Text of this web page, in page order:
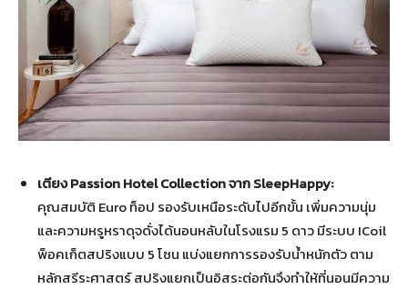
เตียงPassion Hotel CollectionจากSleepHappy:
คุณสมบัติ Euro ท็อป รองรับเหนือระดับไปอีกขั้น เพิ่มความนุ่ม
และความหรูหราดุจดั่งได้นอนหลับในโรงแรม 5 ดาว มีระบบ ICoil
พ็อคเก็ตสปริงแบบ 5 โซน แบ่งแยกการรองรับน้ำหนักตัว ตาม
หลักสรีระศาสตร์ สปริงแยกเป็นอิสระต่อกันจึงทำให้ที่นอนมีความ